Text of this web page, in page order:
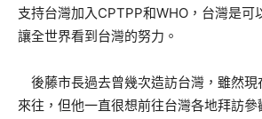
支持台灣加入CPTPP和WHO，台灣是可
讓全世界看到台灣的努力。
後藤市長過去曾幾次造訪台灣，雖然現
來往，但他一直很想前往台灣各地拜訪